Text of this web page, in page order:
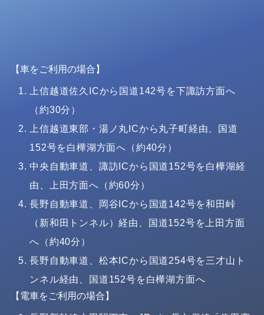
【車をご利用の場合】
上信越道佐久ICから国道142号を下諏訪方面へ
（約30分）
上信越道東部・湯ノ丸ICから丸子町経由、国道
152号を白樺湖方面へ（約40分）
中央自動車道、諏訪ICから国道152号を白樺湖経
由、上田方面へ（約60分）
長野自動車道、岡谷ICから国道142号を和田峠
（新和田トンネル）経由、国道152号を上田方面
へ（約40分）
長野自動車道、松本ICから国道254号を三才山ト
ンネル経由、国道152号を白樺湖方面へ
【電車をご利用の場合】